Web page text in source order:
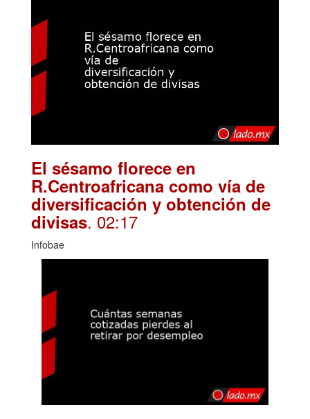
El sésamo florece en
R.Centroafricana como vía de
diversificación y obtención de
divisas. 02:17
Infobae